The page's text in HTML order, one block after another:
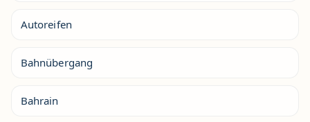
Autoreifen
Bahnübergang
Bahrain